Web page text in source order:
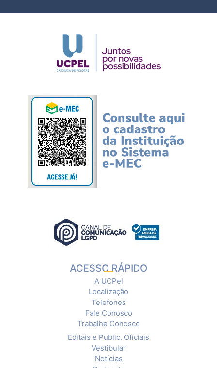
ACESSO RÁPIDO
A UCPel
Localização
Telefones
Fale Conosco
Trabalhe Conosco
Editais e Public. Oficiais
Vestibular
Notícias